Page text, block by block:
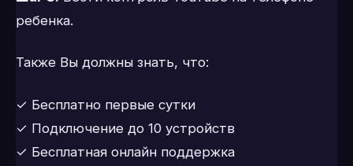
ребенка.
Также Вы должны знать, что:
✓ Бесплатно первые сутки
✓ Подключение до 10 устройств
✓ Бесплатная онлайн поддержка